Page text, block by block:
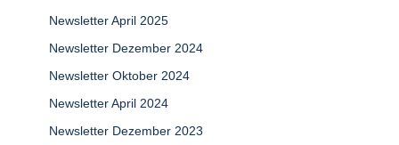
Newsletter April 2025
Newsletter Dezember 2024
Newsletter Oktober 2024
Newsletter April 2024
Newsletter Dezember 2023